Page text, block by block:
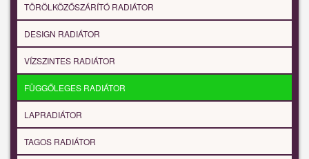
TÖRÖLKÖZŐSZÁRÍTÓ RADIÁTOR
DESIGN RADIÁTOR
VÍZSZINTES RADIÁTOR
FÜGGŐLEGES RADIÁTOR
LAPRADIÁTOR
TAGOS RADIÁTOR